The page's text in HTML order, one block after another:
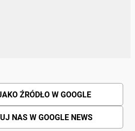
ŹRÓDŁO W GOOGLE
NAS W GOOGLE NEWS